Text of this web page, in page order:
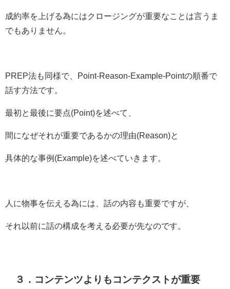
成約率を上げる為にはクロージングが重要なことは言うま
でもありません。
PREP法も同様で、Point-Reason-Example-Pointの順番で
話す方法です。
最初と最後に要点(Point)を述べて、
間になぜそれが重要であるかの理由(Reason)と
具体的な事例(Example)を述べていきます。
人に物事を伝える為には、話の内容も重要ですが、
それ以前に話の構成を考える必要が先なのです。
３．コンテンツよりもコンテクストが重要